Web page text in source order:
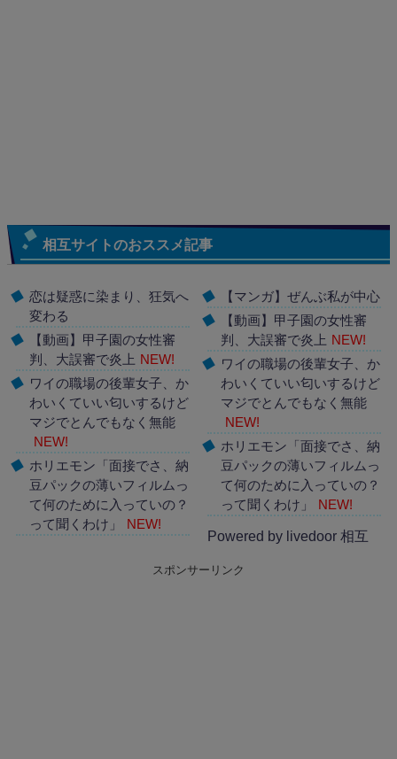
相互サイトのおススメ記事
恋は疑惑に染まり、狂気へ
変わる
【動画】甲子園の女性審
判、大誤審で炎上 NEW!
ワイの職場の後輩女子、か
わいくていい匂いするけど
マジでとんでもなく無能
NEW!
ホリエモン「面接でさ、納
豆パックの薄いフィルムっ
て何のために入っていの？
って聞くわけ」
NEW!
【マンガ】ぜんぶ私が中心
【動画】甲子園の女性審
判、大誤審で炎上 NEW!
ワイの職場の後輩女子、か
わいくていい匂いするけど
マジでとんでもなく無能
NEW!
ホリエモン「面接でさ、納
豆パックの薄いフィルムっ
て何のために入っていの？
って聞くわけ」
NEW!
Powered by livedoor 相互
スポンサーリンク